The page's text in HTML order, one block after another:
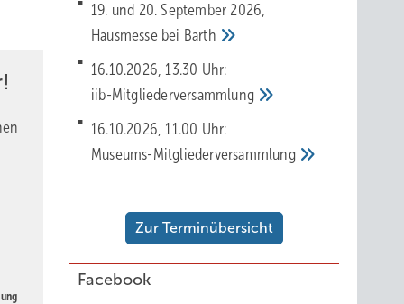
19. und 20. September 2026,
Hausmesse bei Barth
16.10.2026, 13.30 Uhr:
iib-Mitgliederversammlung
16.10.2026, 11.00 Uhr:
Museums-Mitgliederversammlung
Zur Terminübersicht
Facebook